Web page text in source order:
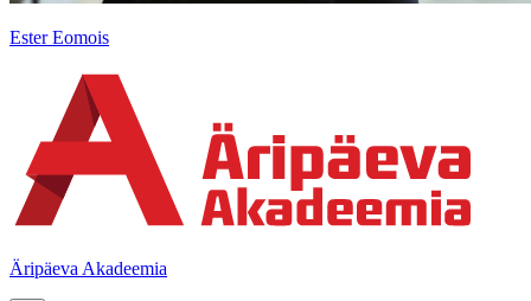
Ester Eomois
Äripäeva Akadeemia